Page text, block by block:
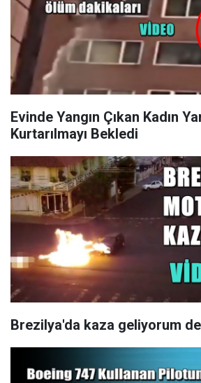
Evinde Yangın Çıkan Kadın
Kurtarılmayı Bekledi
Brezilya'da kaza geliyorum